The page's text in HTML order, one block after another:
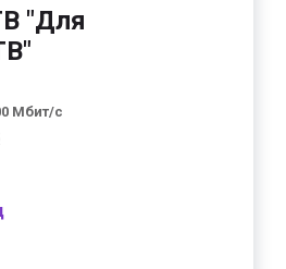
"Для
Мбит/с